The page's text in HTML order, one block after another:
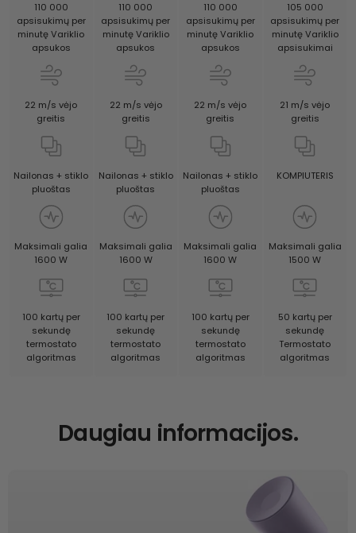
110 000
apsisukimų per
minutę Variklio
apsukos
22 m/s vėjo
greitis
Nailonas + stiklo
pluoštas
Maksimali galia
1600 W
100 kartų per
sekundę
termostato
algoritmas
110 000
apsisukimų per
minutę Variklio
apsukos
22 m/s vėjo
greitis
Nailonas + stiklo
pluoštas
Maksimali galia
1600 W
100 kartų per
sekundę
termostato
algoritmas
110 000
apsisukimų per
minutę Variklio
apsukos
22 m/s vėjo
greitis
Nailonas + stiklo
pluoštas
Maksimali galia
1600 W
100 kartų per
sekundę
termostato
algoritmas
105 000
apsisukimų per
minutę Variklio
apsisukimai
21 m/s vėjo
greitis
KOMPIUTERIS
Maksimali galia
1500 W
50 kartų per
sekundę
Termostato
algoritmas
Daugiau informacijos.